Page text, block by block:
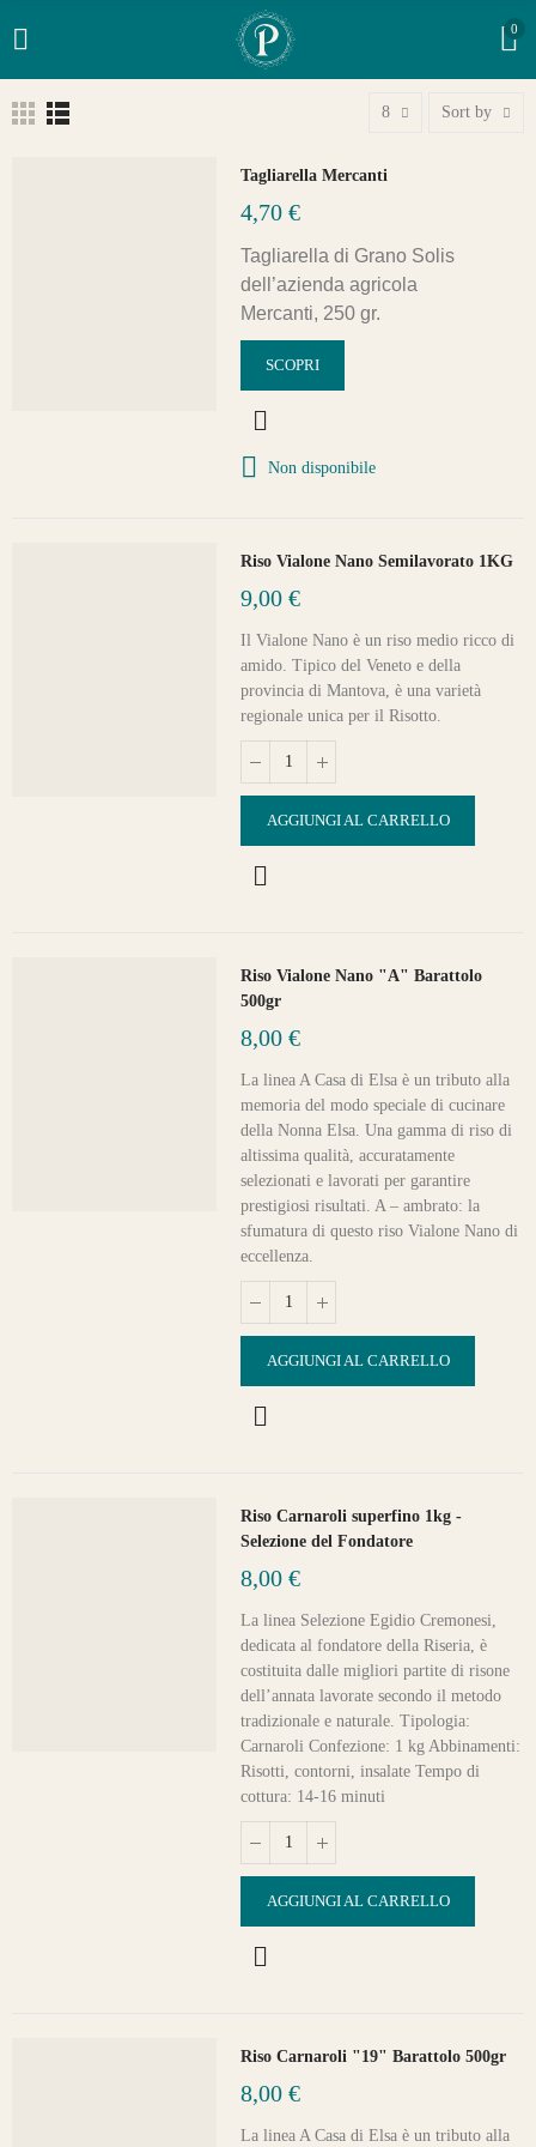
0
8 Sort by
Tagliarella Mercanti
4,70 €
Tagliarella di Grano Solis
dell’azienda agricola
Mercanti, 250 gr.
SCOPRI
Non disponibile
Riso Vialone Nano Semilavorato 1KG
9,00 €
Il Vialone Nano è un riso medio ricco di
amido. Tipico del Veneto e della
provincia di Mantova, è una varietà
regionale unica per il Risotto.
AGGIUNGI AL CARRELLO
Riso Vialone Nano "A" Barattolo
500gr
8,00 €
La linea A Casa di Elsa è un tributo alla
memoria del modo speciale di cucinare
della Nonna Elsa. Una gamma di riso di
altissima qualità, accuratamente
selezionati e lavorati per garantire
prestigiosi risultati. A – ambrato: la
sfumatura di questo riso Vialone Nano di
eccellenza.
AGGIUNGI AL CARRELLO
Riso Carnaroli superfino 1kg -
Selezione del Fondatore
8,00 €
La linea Selezione Egidio Cremonesi,
dedicata al fondatore della Riseria, è
costituita dalle migliori partite di risone
dell’annata lavorate secondo il metodo
tradizionale e naturale. Tipologia:
Carnaroli Confezione: 1 kg Abbinamenti:
Risotti, contorni, insalate Tempo di
cottura: 14-16 minuti
AGGIUNGI AL CARRELLO
Riso Carnaroli "19" Barattolo 500gr
8,00 €
La linea A Casa di Elsa è un tributo alla